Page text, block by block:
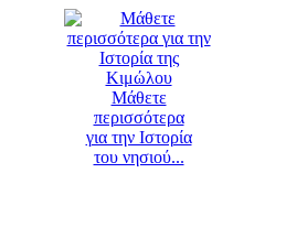
Μάθετε
περισσότερα
για την Ιστορία
του νησιού...